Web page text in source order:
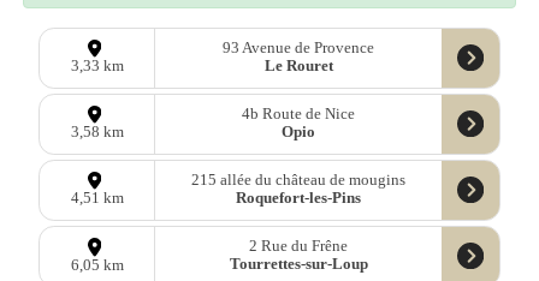
3,33 km
93 Avenue de Provence
Le Rouret
3,58 km
4b Route de Nice
Opio
4,51 km
215 allée du château de mougins
Roquefort-les-Pins
6,05 km
2 Rue du Frêne
Tourrettes-sur-Loup